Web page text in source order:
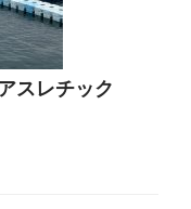
スレチック